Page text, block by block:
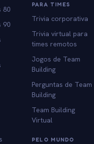
80
90
PARA TIMES
Trivia corporativa
Trivia virtual para
times remotos
Jogos de Team
Building
Perguntas de Team
Building
Team Building
Virtual
PELO MUNDO